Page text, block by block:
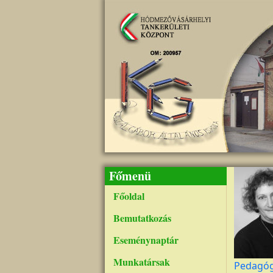
Főmenü
Főoldal
Bemutatkozás
Eseménynaptár
Munkatársak